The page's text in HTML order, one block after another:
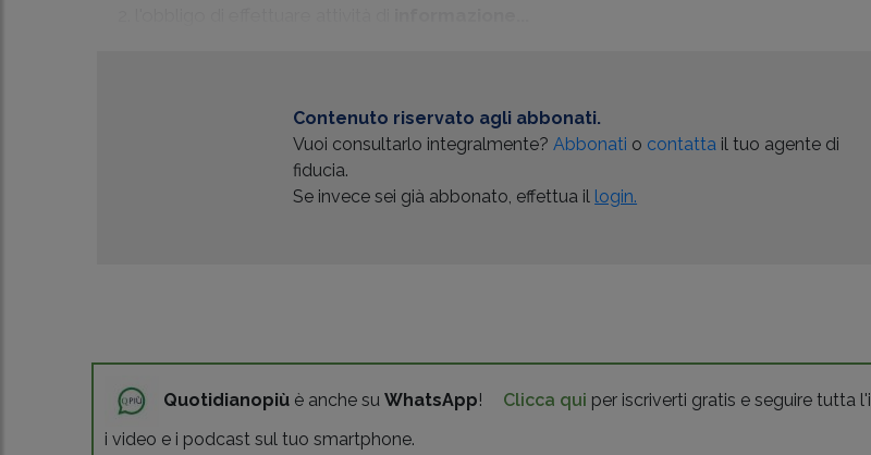
Contenuto riservato agli abbonati.
Vuoi consultarlo integralmente?Abbonati o contatta il tuo agente di
fiducia.
Se invece sei già abbonato, effettua il login.
Quotidianopiù è anche suWhatsApp! Clicca qui per iscriverti gratis e seguire tutta
i video e i podcast sul tuo smartphone.